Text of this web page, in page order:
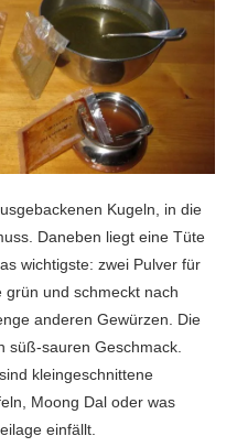
Kugeln, in die
Daneben liegt eine Tüte
wichtigste: zwei Pulver für
und schmeckt nach
anderen Gewürzen. Die
süß-sauren Geschmack.
kleingeschnittene
Moong Dal oder was
einfällt.